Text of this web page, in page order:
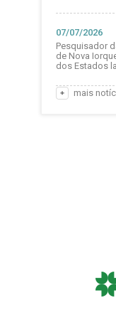
07/07/2026
Pesquisador
de Nova
dos Estados
mais